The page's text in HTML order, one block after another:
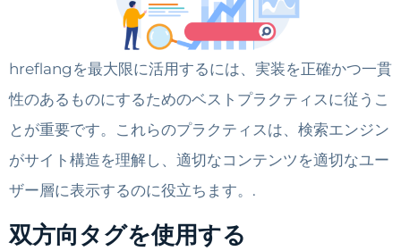
hreflangを最大限に活用するには、実装を正確かつ一貫
性のあるものにするためのベストプラクティスに従うこ
とが重要です。これらのプラクティスは、検索エンジン
がサイト構造を理解し、適切なコンテンツを適切なユー
ザー層に表示するのに役立ちます。.
双方向タグを使用する